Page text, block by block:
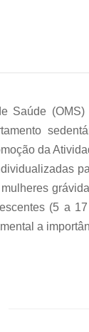
Saúde
da
(5 a
a